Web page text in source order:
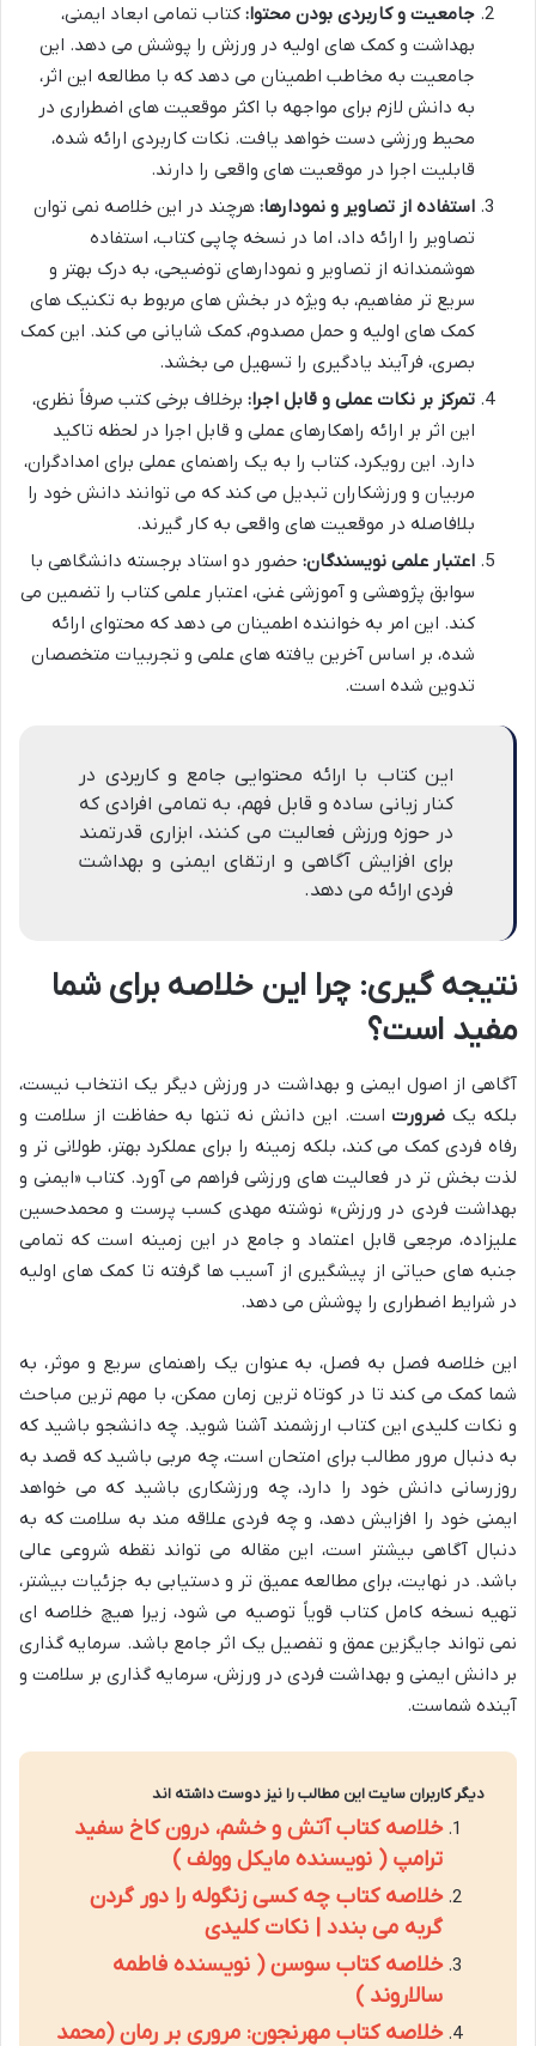
جامعیت و کاربردی بودن محتوا: کتاب تمامی ابعاد ایمنی،
بهداشت و کمک های اولیه در ورزش را پوشش می دهد. این
جامعیت به مخاطب اطمینان می دهد که با مطالعه این اثر،
به دانش لازم برای مواجهه با اکثر موقعیت های اضطراری در
محیط ورزشی دست خواهد یافت. نکات کاربردی ارائه شده،
قابلیت اجرا در موقعیت های واقعی را دارند.
استفاده از تصاویر و نمودارها: هرچند در این خلاصه نمی توان
تصاویر را ارائه داد، اما در نسخه چاپی کتاب، استفاده
هوشمندانه از تصاویر و نمودارهای توضیحی، به درک بهتر و
سریع تر مفاهیم، به ویژه در بخش های مربوط به تکنیک های
کمک های اولیه و حمل مصدوم، کمک شایانی می کند. این کمک
بصری، فرآیند یادگیری را تسهیل می بخشد.
تمرکز بر نکات عملی و قابل اجرا: برخلاف برخی کتب صرفاً نظری،
این اثر بر ارائه راهکارهای عملی و قابل اجرا در لحظه تاکید
دارد. این رویکرد، کتاب را به یک راهنمای عملی برای امدادگران،
مربیان و ورزشکاران تبدیل می کند که می توانند دانش خود را
بلافاصله در موقعیت های واقعی به کار گیرند.
اعتبار علمی نویسندگان: حضور دو استاد برجسته دانشگاهی با
سوابق پژوهشی و آموزشی غنی، اعتبار علمی کتاب را تضمین می
کند. این امر به خواننده اطمینان می دهد که محتوای ارائه
شده، بر اساس آخرین یافته های علمی و تجربیات متخصصان
تدوین شده است.
این کتاب با ارائه محتوایی جامع و کاربردی در
کنار زبانی ساده و قابل فهم، به تمامی افرادی که
در حوزه ورزش فعالیت می کنند، ابزاری قدرتمند
برای افزایش آگاهی و ارتقای ایمنی و بهداشت
فردی ارائه می دهد.
نتیجه گیری: چرا این خلاصه برای شما
مفید است؟
آگاهی از اصول ایمنی و بهداشت در ورزش دیگر یک انتخاب نیست،
بلکه یک ضرورت است. این دانش نه تنها به حفاظت از سلامت و
رفاه فردی کمک می کند، بلکه زمینه را برای عملکرد بهتر، طولانی تر و
لذت بخش تر در فعالیت های ورزشی فراهم می آورد. کتاب «ایمنی و
بهداشت فردی در ورزش» نوشته مهدی کسب پرست و محمدحسین
علیزاده، مرجعی قابل اعتماد و جامع در این زمینه است که تمامی
جنبه های حیاتی از پیشگیری از آسیب ها گرفته تا کمک های اولیه
در شرایط اضطراری را پوشش می دهد.
این خلاصه فصل به فصل، به عنوان یک راهنمای سریع و موثر، به
شما کمک می کند تا در کوتاه ترین زمان ممکن، با مهم ترین مباحث
و نکات کلیدی این کتاب ارزشمند آشنا شوید. چه دانشجو باشید که
به دنبال مرور مطالب برای امتحان است، چه مربی باشید که قصد به
روزرسانی دانش خود را دارد، چه ورزشکاری باشید که می خواهد
ایمنی خود را افزایش دهد، و چه فردی علاقه مند به سلامت که به
دنبال آگاهی بیشتر است، این مقاله می تواند نقطه شروعی عالی
باشد. در نهایت، برای مطالعه عمیق تر و دستیابی به جزئیات بیشتر،
تهیه نسخه کامل کتاب قویاً توصیه می شود، زیرا هیچ خلاصه ای
نمی تواند جایگزین عمق و تفصیل یک اثر جامع باشد. سرمایه گذاری
بر دانش ایمنی و بهداشت فردی در ورزش، سرمایه گذاری بر سلامت و
آینده شماست.
دیگر کاربران سایت این مطالب را نیز دوست داشته اند
خلاصه کتاب آتش و خشم، درون کاخ سفید
ترامپ ( نویسنده مایکل وولف )
خلاصه کتاب چه کسی زنگوله را دور گردن
گربه می بندد | نکات کلیدی
خلاصه کتاب سوسن ( نویسنده فاطمه
سالاروند )
خلاصه کتاب مهرنجون: مروری بر رمان (محمد